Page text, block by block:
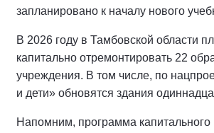
запланировано к началу нового
В 2026 году в Тамбовской области
капитально отремонтировать 22
учреждения. В том числе, по
и дети» обновятся здания
Напомним, программа капитального